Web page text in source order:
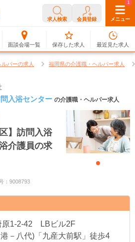
求人検索 会員登録 メニュー
面談会場一覧
0
保存した求人
1
最近見た求人
パーの求人 福岡県の介護職・ヘルパー求人
入浴センター の介護職・ヘルパー求人
】訪問入浴
介護員の求
：9008793
原1-2-42 LBビル2F
－八代)「九産大前駅」徒歩4